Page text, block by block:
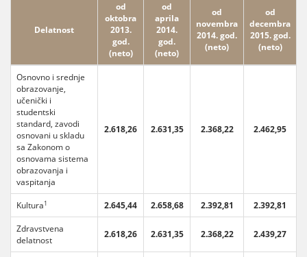
Delatnost
od
oktobra
2013.
god.
(neto)
od
aprila
2014.
god.
(neto)
od
novembra
2014. god.
(neto)
od
decembra
2015. god.
(neto)
Osnovno i srednje
obrazovanje,
učenički i
studentski
standard, zavodi
osnovani u skladu
sa Zakonom o
osnovama sistema
obrazovanja i
vaspitanja
2.618,26 2.631,35 2.368,22 2.462,95
Kultura1 2.645,44 2.658,68 2.392,81
2.392,81
Zdravstvena
delatnost
2.618,26 2.631,35 2.368,22 2.439,27